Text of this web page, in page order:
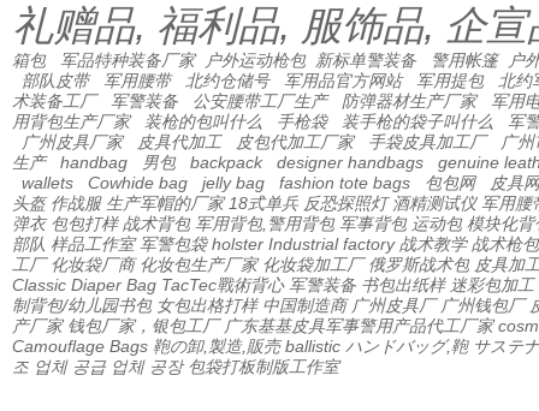
礼赠品, 福利品, 服饰品, 企
箱包 军品特种装备厂家 户外运动枪包 新标单警装备 警用帐篷
户
部队皮带
军用腰带 北约仓储号 军用品官方网站 军用提包
北约
术装备工厂
军警装备 公安腰带工厂生产 防弹器材生产厂家
军用
用背包生产厂家
装枪的包叫什么 手枪袋 装手枪的袋子叫什么
军
广州皮具厂家
皮具代加工 皮包代加工厂家 手袋皮具加工厂
广州
生产
handbag 男包 backpack designer handbags
genuine
wallets
Cowhide bag jelly bag fashion tote bags 包包网
皮具网
头盔 作战服 生产军帽的厂家 18式单兵 反恐探照灯 酒精测试仪 军用腰
弹衣 包包打样 战术背包 军用背包,警用背包 军事背包 运动包 模块化背
部队 样品工作室 军警包袋 holster Industrial factory 战术教学 战术枪
工厂 化妆袋厂商 化妆包生产厂家 化妆袋加工厂 俄罗斯战术包 皮具加
Classic Diaper Bag TacTec戰術背心 军警装备 书包出纸样 迷彩包加工
制背包/幼儿园书包 女包出格打样 中国制造商 广州皮具厂 广州钱包厂
产厂家 钱包厂家，银包工厂 广东基基皮具军事警用产品代工厂家
Camouflage Bags 鞄の卸,製造,販売 ballistic ハンドバッグ,鞄 サステ
조 업체 공급 업체 공장 包袋打板制版工作室